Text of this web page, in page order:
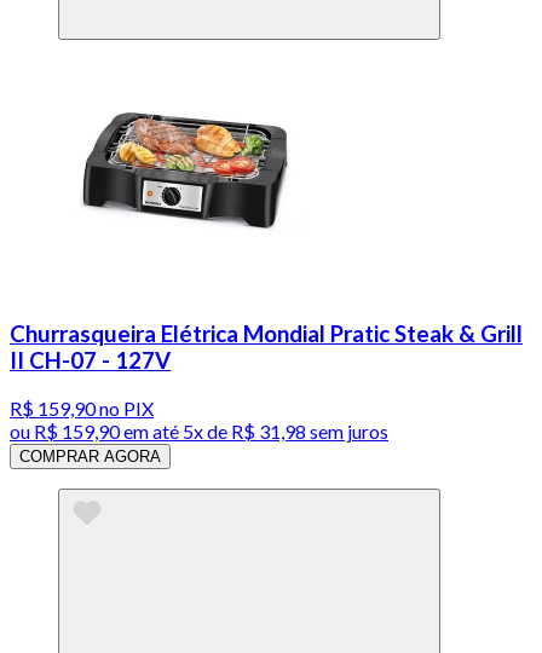
Churrasqueira Elétrica Mondial Pratic Steak & Grill
II CH-07 - 127V
R$ 159,90no PIX
ou R$ 159,90em até 5x de R$ 31,98 sem juros
COMPRAR AGORA